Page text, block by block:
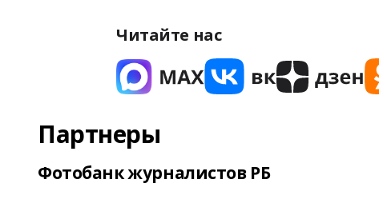
Читайте нас
Партнеры
Фотобанк журналистов РБ